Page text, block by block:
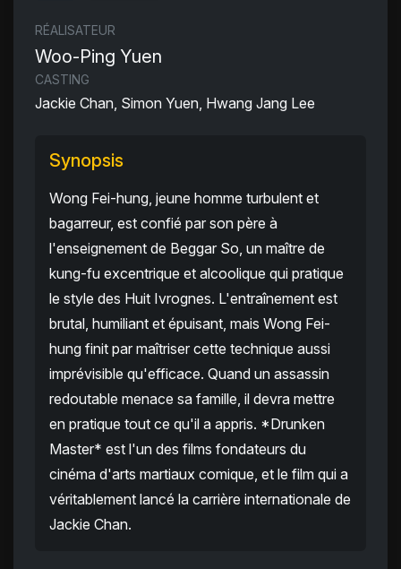
RÉALISATEUR
Woo-Ping Yuen
CASTING
Jackie Chan, Simon Yuen, Hwang Jang Lee
Synopsis
Wong Fei-hung, jeune homme turbulent et
bagarreur, est confié par son père à
l'enseignement de Beggar So, un maître de
kung-fu excentrique et alcoolique qui pratique
le style des Huit Ivrognes. L'entraînement est
brutal, humiliant et épuisant, mais Wong Fei-
hung finit par maîtriser cette technique aussi
imprévisible qu'efficace. Quand un assassin
redoutable menace sa famille, il devra mettre
en pratique tout ce qu'il a appris. *Drunken
Master* est l'un des films fondateurs du
cinéma d'arts martiaux comique, et le film qui a
véritablement lancé la carrière internationale de
Jackie Chan.